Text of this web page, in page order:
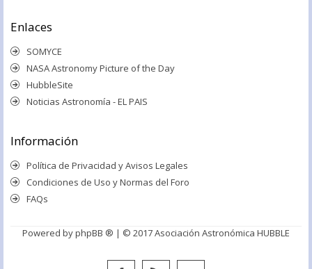
Enlaces
SOMYCE
NASA Astronomy Picture of the Day
HubbleSite
Noticias Astronomía - EL PAIS
Información
Política de Privacidad y Avisos Legales
Condiciones de Uso y Normas del Foro
FAQs
Powered byphpBB ® | © 2017 Asociación Astronómica HUBBLE